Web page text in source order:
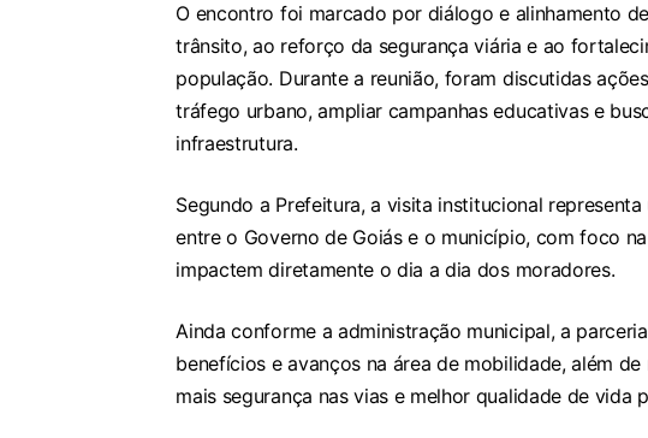
O encontro foi marcado por diálogo e alinhamento
trânsito, ao reforço da segurança viária e ao
população. Durante a reunião, foram discutidas
tráfego urbano, ampliar campanhas educativas e
infraestrutura.
Segundo a Prefeitura, a visita institucional
entre o Governo de Goiás e o município, com foco
impactem diretamente o dia a dia dos moradores.
Ainda conforme a administração municipal, a
benefícios e avanços na área de mobilidade, além
mais segurança nas vias e melhor qualidade de vida